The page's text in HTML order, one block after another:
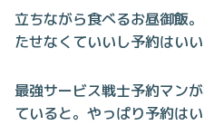
立ちながら食べるお昼御飯
たせなくていいし予約はいい
最強サービス戦士予約マン
ていると。やっぱり予約は